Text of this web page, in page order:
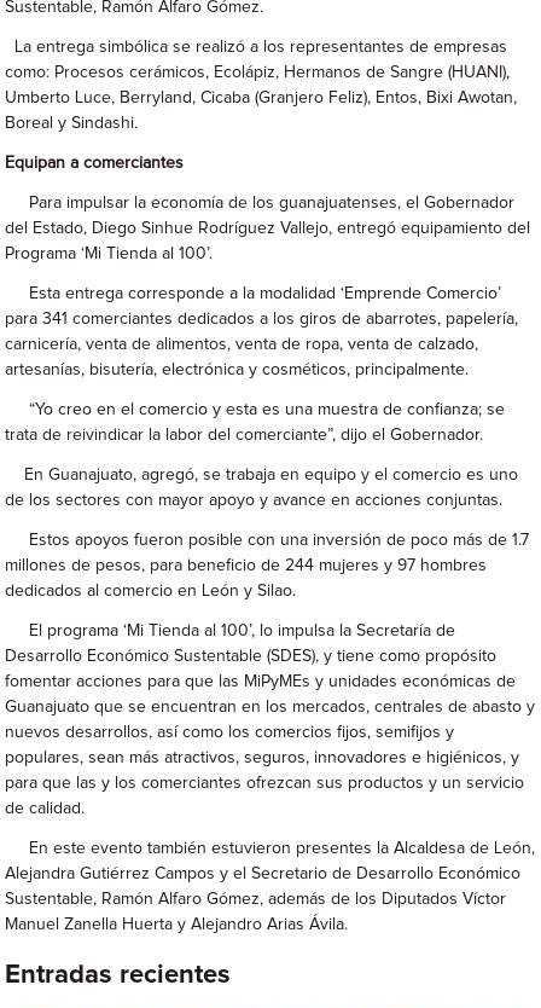
Sustentable, Ramón Alfaro Gómez.
La entrega simbólica se realizó a los representantes de empresas
como: Procesos cerámicos, Ecolápiz, Hermanos de Sangre (HUANI),
Umberto Luce, Berryland, Cicaba (Granjero Feliz), Entos, Bixi Awotan,
Boreal y Sindashi.
Equipan a comerciantes
Para impulsar la economía de los guanajuatenses, el Gobernador
del Estado, Diego Sinhue Rodríguez Vallejo, entregó equipamiento del
Programa ‘Mi Tienda al 100’.
Esta entrega corresponde a la modalidad ‘Emprende Comercio’
para 341 comerciantes dedicados a los giros de abarrotes, papelería,
carnicería, venta de alimentos, venta de ropa, venta de calzado,
artesanías, bisutería, electrónica y cosméticos, principalmente.
“Yo creo en el comercio y esta es una muestra de confianza; se
trata de reivindicar la labor del comerciante”, dijo el Gobernador.
En Guanajuato, agregó, se trabaja en equipo y el comercio es uno
de los sectores con mayor apoyo y avance en acciones conjuntas.
Estos apoyos fueron posible con una inversión de poco más de 1.7
millones de pesos, para beneficio de 244 mujeres y 97 hombres
dedicados al comercio en León y Silao.
El programa ‘Mi Tienda al 100’, lo impulsa la Secretaría de
Desarrollo Económico Sustentable (SDES), y tiene como propósito
fomentar acciones para que las MiPyMEs y unidades económicas de
Guanajuato que se encuentran en los mercados, centrales de abasto y
nuevos desarrollos, así como los comercios fijos, semifijos y
populares, sean más atractivos, seguros, innovadores e higiénicos, y
para que las y los comerciantes ofrezcan sus productos y un servicio
de calidad.
En este evento también estuvieron presentes la Alcaldesa de León,
Alejandra Gutiérrez Campos y el Secretario de Desarrollo Económico
Sustentable, Ramón Alfaro Gómez, además de los Diputados Víctor
Manuel Zanella Huerta y Alejandro Arias Ávila.
Entradas recientes